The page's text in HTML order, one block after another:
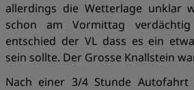
allerdings die Wetterlage unklar
schon am Vormittag
entschied der VL dass es ein
sein sollte. Der Grosse Knallstein
Nach einer 3/4 Stunde